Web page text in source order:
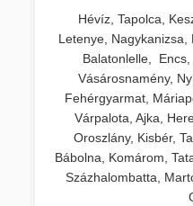
Hévíz, Tapolca,
Letenye,
Balatonlelle,
Vásárosnamény,
Fehérgyarmat,
Várpalota, Ajka,
Oroszlány, Kisbér,
Bábolna, Komárom,
Százhalombatta,